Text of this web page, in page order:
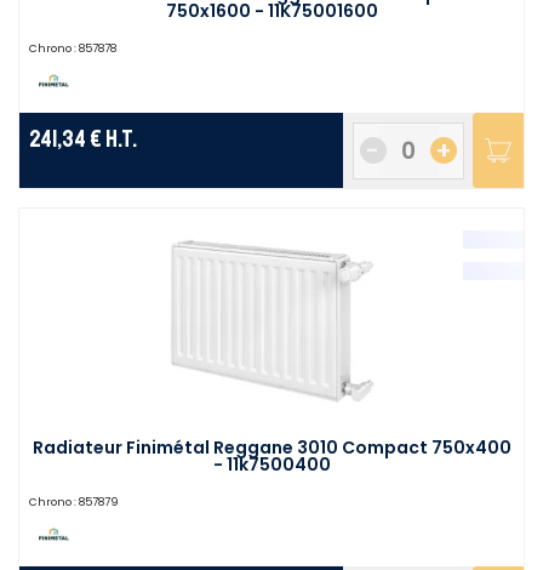
750x1600 - 11K75001600
Chrono : 857878
241,34 € H.T. +
-
Radiateur Finimétal Reggane 3010 Compact 750x400
- 11k7500400
Chrono : 857879